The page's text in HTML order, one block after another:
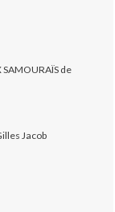
SAMOURAÏS de
Jacob